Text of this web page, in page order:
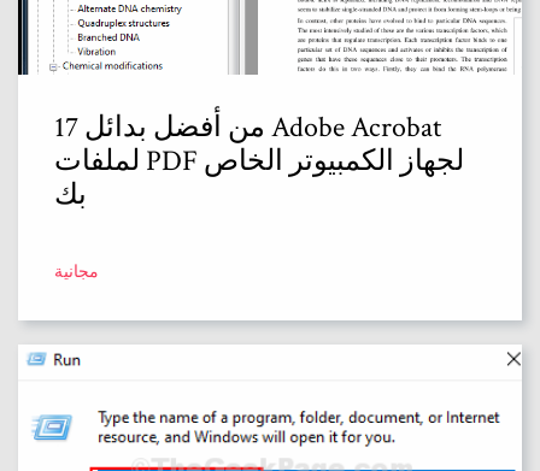
17 من أفضل بدائل Adobe Acrobat
لملفات PDF لجهاز الكمبيوتر الخاص
بك
مجانية